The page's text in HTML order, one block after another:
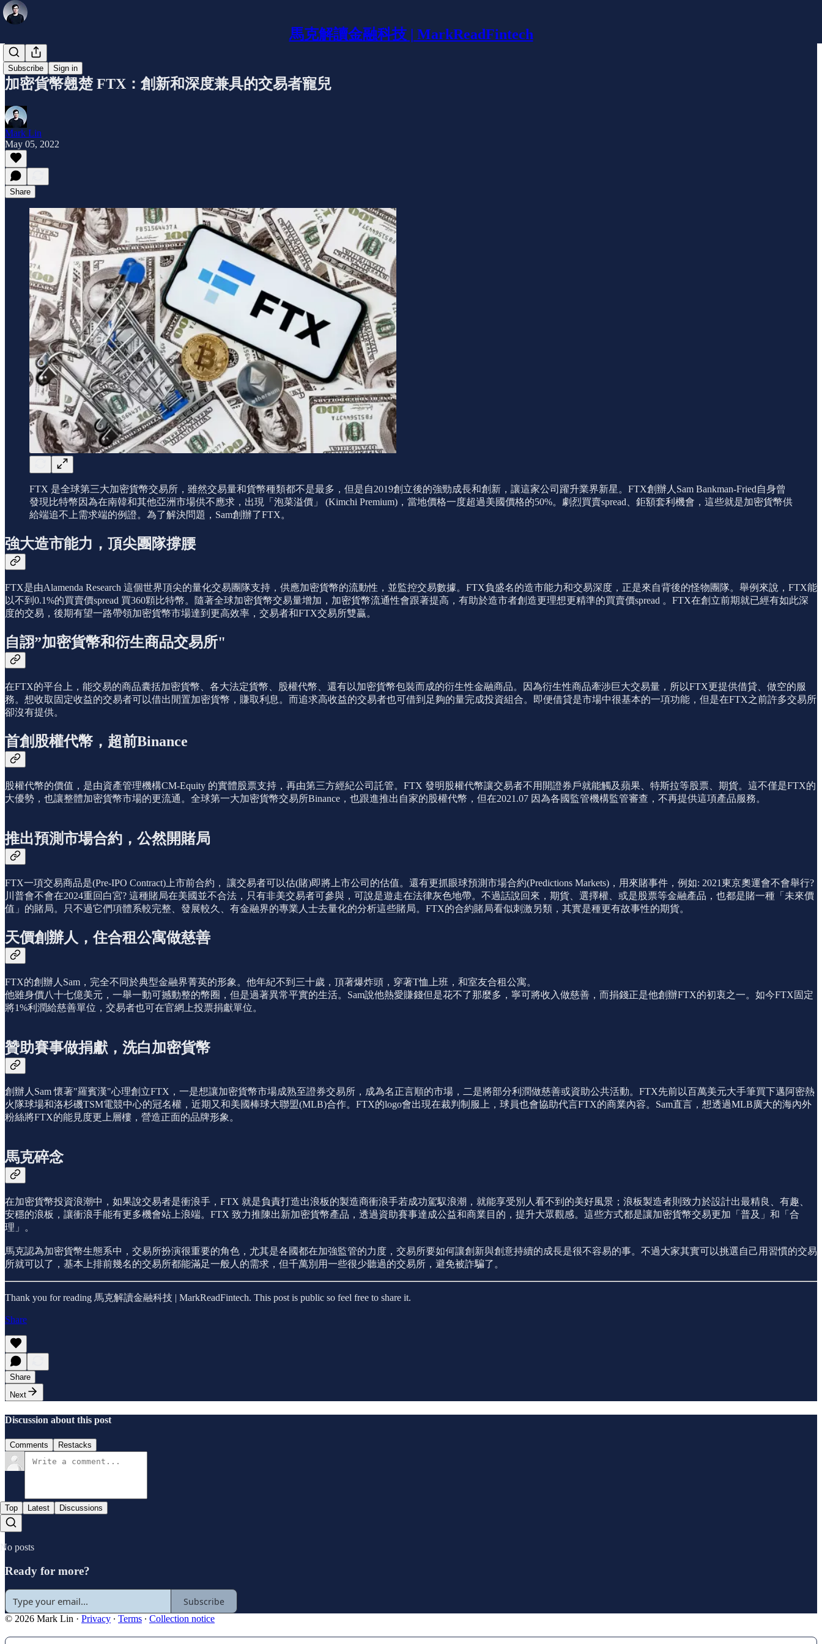
馬克解讀金融科技 | MarkReadFintech
Subscribe Sign in
公司介紹
加密貨幣翹楚 FTX：創新和深度兼具的交易者寵兒
Mark Lin
May 05, 2022
Share
FTX 是全球第三大加密貨幣交易所，雖然交易量和貨幣種類都不是最多，但是自2019創立後的強勁成長和創新，讓這家公司躍升業界新星。FTX創辦人Sam Bankman-Fried自身曾
發現比特幣因為在南韓和其他亞洲市場供不應求，出現「泡菜溢價」 (Kimchi Premium)，當地價格一度超過美國價格的50%。劇烈買賣spread、鉅額套利機會，這些就是加密貨幣供
給端追不上需求端的例證。為了解決問題，Sam創辦了FTX。
強大造市能力，頂尖團隊撐腰
FTX是由Alamenda Research 這個世界頂尖的量化交易團隊支持，供應加密貨幣的流動性，並監控交易數據。FTX負盛名的造市能力和交易深度，正是來自背後的怪物團隊。舉例來說，FTX能
以不到0.1%的買賣價spread 買360顆比特幣。隨著全球加密貨幣交易量增加，加密貨幣流通性會跟著提高，有助於造市者創造更理想更精準的買賣價spread 。FTX在創立前期就已經有如此深
度的交易，後期有望一路帶領加密貨幣市場達到更高效率，交易者和FTX交易所雙贏。
自詡”加密貨幣和衍生商品交易所"
在FTX的平台上，能交易的商品囊括加密貨幣、各大法定貨幣、股權代幣、還有以加密貨幣包裝而成的衍生性金融商品。因為衍生性商品牽涉巨大交易量，所以FTX更提供借貸、做空的服
務。想收取固定收益的交易者可以借出閒置加密貨幣，賺取利息。而追求高收益的交易者也可借到足夠的量完成投資組合。即便借貸是市場中很基本的一項功能，但是在FTX之前許多交易所
卻沒有提供。
首創股權代幣，超前Binance
股權代幣的價值，是由資產管理機構CM-Equity 的實體股票支持，再由第三方經紀公司託管。FTX 發明股權代幣讓交易者不用開證券戶就能觸及蘋果、特斯拉等股票、期貨。這不僅是FTX的
大優勢，也讓整體加密貨幣市場的更流通。全球第一大加密貨幣交易所Binance，也跟進推出自家的股權代幣，但在2021.07 因為各國監管機構監管審查，不再提供這項產品服務。
推出預測市場合約，公然開賭局
FTX一項交易商品是(Pre-IPO Contract)上市前合約， 讓交易者可以估(賭)即將上市公司的估值。還有更抓眼球預測市場合約(Predictions Markets)，用來賭事件，例如: 2021東京奧運會不會舉行?
川普會不會在2024重回白宮? 這種賭局在美國並不合法，只有非美交易者可參與，可說是遊走在法律灰色地帶。不過話說回來，期貨、選擇權、或是股票等金融產品，也都是賭一種「未來價
值」的賭局。只不過它們項體系較完整、發展較久、有金融界的專業人士去量化的分析這些賭局。FTX的合約賭局看似刺激另類，其實是種更有故事性的期貨。
天價創辦人，住合租公寓做慈善
FTX的創辦人Sam，完全不同於典型金融界菁英的形象。他年紀不到三十歲，頂著爆炸頭，穿著T恤上班，和室友合租公寓。
他雖身價八十七億美元，一舉一動可撼動整的幣圈，但是過著異常平實的生活。Sam說他熱愛賺錢但是花不了那麼多，寧可將收入做慈善，而捐錢正是他創辦FTX的初衷之一。如今FTX固定
將1%利潤給慈善單位，交易者也可在官網上投票捐獻單位。
贊助賽事做捐獻，洗白加密貨幣
創辦人Sam 懷著"羅賓漢"心理創立FTX，一是想讓加密貨幣市場成熟至證券交易所，成為名正言順的市場，二是將部分利潤做慈善或資助公共活動。FTX先前以百萬美元大手筆買下邁阿密熱
火隊球場和洛杉磯TSM電競中心的冠名權，近期又和美國棒球大聯盟(MLB)合作。FTX的logo會出現在裁判制服上，球員也會協助代言FTX的商業內容。Sam直言，想透過MLB廣大的海內外
粉絲將FTX的能見度更上層樓，營造正面的品牌形象。
馬克碎念
在加密貨幣投資浪潮中，如果說交易者是衝浪手，FTX 就是負責打造出浪板的製造商衝浪手若成功駕馭浪潮，就能享受別人看不到的美好風景；浪板製造者則致力於設計出最精良、有趣、
安穩的浪板，讓衝浪手能有更多機會站上浪端。FTX 致力推陳出新加密貨幣產品，透過資助賽事達成公益和商業目的，提升大眾觀感。這些方式都是讓加密貨幣交易更加「普及」和「合
理」。
馬克認為加密貨幣生態系中，交易所扮演很重要的角色，尤其是各國都在加強監管的力度，交易所要如何讓創新與創意持續的成長是很不容易的事。不過大家其實可以挑選自己用習慣的交易
所就可以了，基本上排前幾名的交易所都能滿足一般人的需求，但千萬別用一些很少聽過的交易所，避免被詐騙了。
Thank you for reading 馬克解讀金融科技 | MarkReadFintech. This post is public so feel free to share it.
Share
Share
Next
Discussion about this post
Comments Restacks
Top Latest Discussions
No posts
Ready for more?
Subscribe
© 2026 Mark Lin · Privacy ∙ Terms ∙ Collection notice